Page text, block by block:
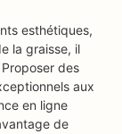
esthétiques,
la graisse, il
des
aux
en ligne
de